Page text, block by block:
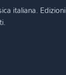
italiana. Edizioni